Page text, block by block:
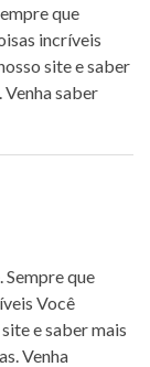
que
incríveis
site e saber
saber
Sempre que
Você
e saber mais
Venha